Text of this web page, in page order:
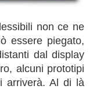
non ce ne
essere piegato,
dal display
alcuni prototipi
arriverà. Al di là